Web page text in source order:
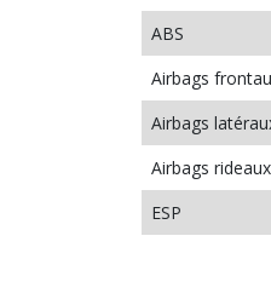
ABS
Airbags
Airbags
Airbags rideaux
ESP